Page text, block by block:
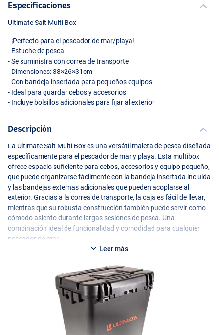
Especificaciones
Ultimate Salt Multi Box
- ¡Perfecto para el pescador de mar/playa!
- Estuche de pesca
- Se suministra con correa de transporte
- Dimensiones: 38×26×31cm
- Con bandeja insertada para pequeños equipos
- Ideal para guardar cebos y accesorios
- Incluye bolsillos adicionales para fijar al exterior
Descripción
La Ultimate Salt Multi Box es una versátil maleta de pesca diseñada
específicamente para el pescador de mar y playa. Esta multibox
ofrece espacio suficiente para cebos, accesorios y equipo pequeño,
que puede organizarse fácilmente con la bandeja insertada incluida
y las bandejas externas adicionales que pueden acoplarse al
exterior. Gracias a la correa de transporte, la caja es fácil de llevar,
mientras que su robusta construcción también puede servir como
cómodo asiento durante largas sesiones de pesca. Una
combinación ideal de funcionalidad y comodidad para cualquier
pescador de mar.
Leer más